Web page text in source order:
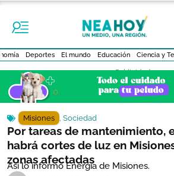
Deportes El mundo Educación Ciencia y
- Publicidad -
Misiones , Sociedad
Por tareas de mantenimiento,
habrá cortes de luz en
zonas afectadas
Así lo informó Energía de Misiones.